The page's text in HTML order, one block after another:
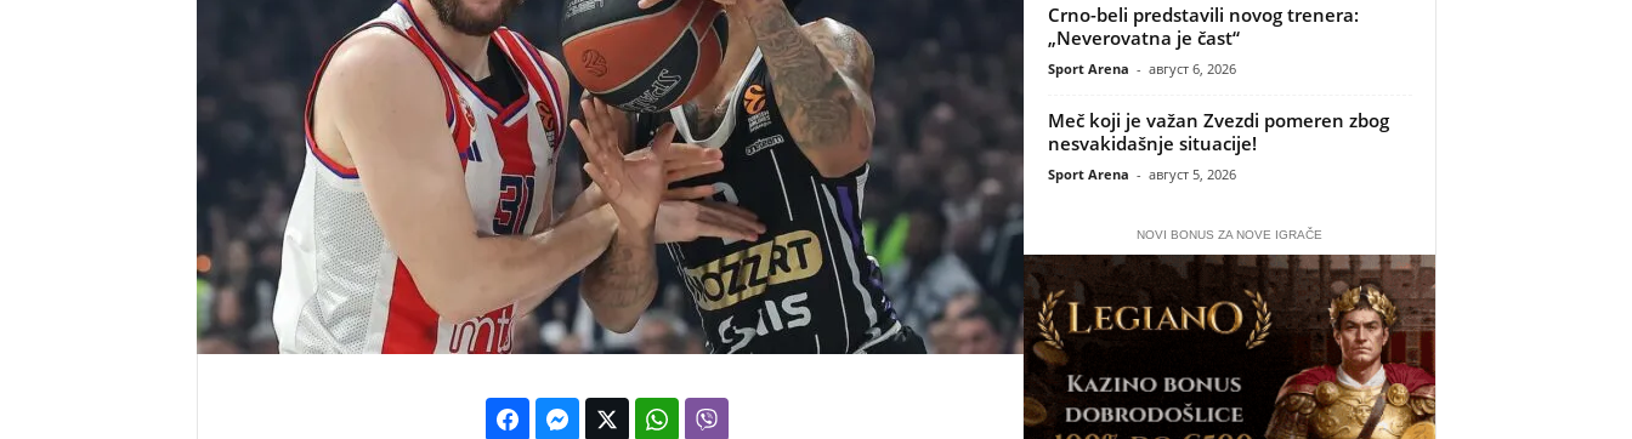
Crno-beli predstavili novog trenera:
„Neverovatna je čast“
Sport Arena - август 6, 2026
Meč koji je važan Zvezdi pomeren zbog
nesvakidašnje situacije!
Sport Arena - август 5, 2026
NOVI BONUS ZA NOVE IGRAČE